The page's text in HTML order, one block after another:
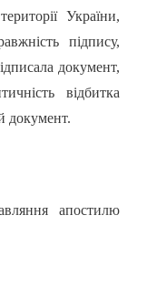
України,
підпису,
документ,
відбитка
документ.
апостилю